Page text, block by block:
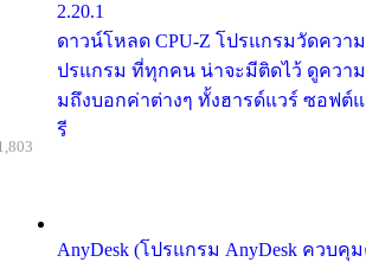
2.20.1
ดาวน์โหลด CPU-Z โปรแกรมวัดความ
ปรแกรม ที่ทุกคน น่าจะมีติดไว้ ดูความ
มถึงบอกค่าต่างๆ ทั้งฮารด์แวร์ ซอฟต์แ
รี
AnyDesk (โปรแกรม AnyDesk ควบคุ